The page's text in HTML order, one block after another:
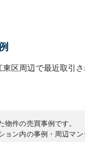
東区周辺で最近取引
件の売買事例です。
ョン内の事例・周辺マ